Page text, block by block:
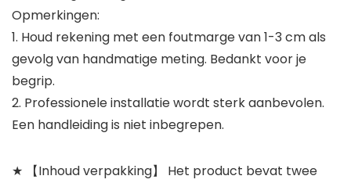
Opmerkingen:
1. Houd rekening met een foutmarge van 1-3 cm als
gevolg van handmatige meting. Bedankt voor je
begrip.
2. Professionele installatie wordt sterk aanbevolen.
Een handleiding is niet inbegrepen.
★ 【Inhoud verpakking】 Het product bevat twee